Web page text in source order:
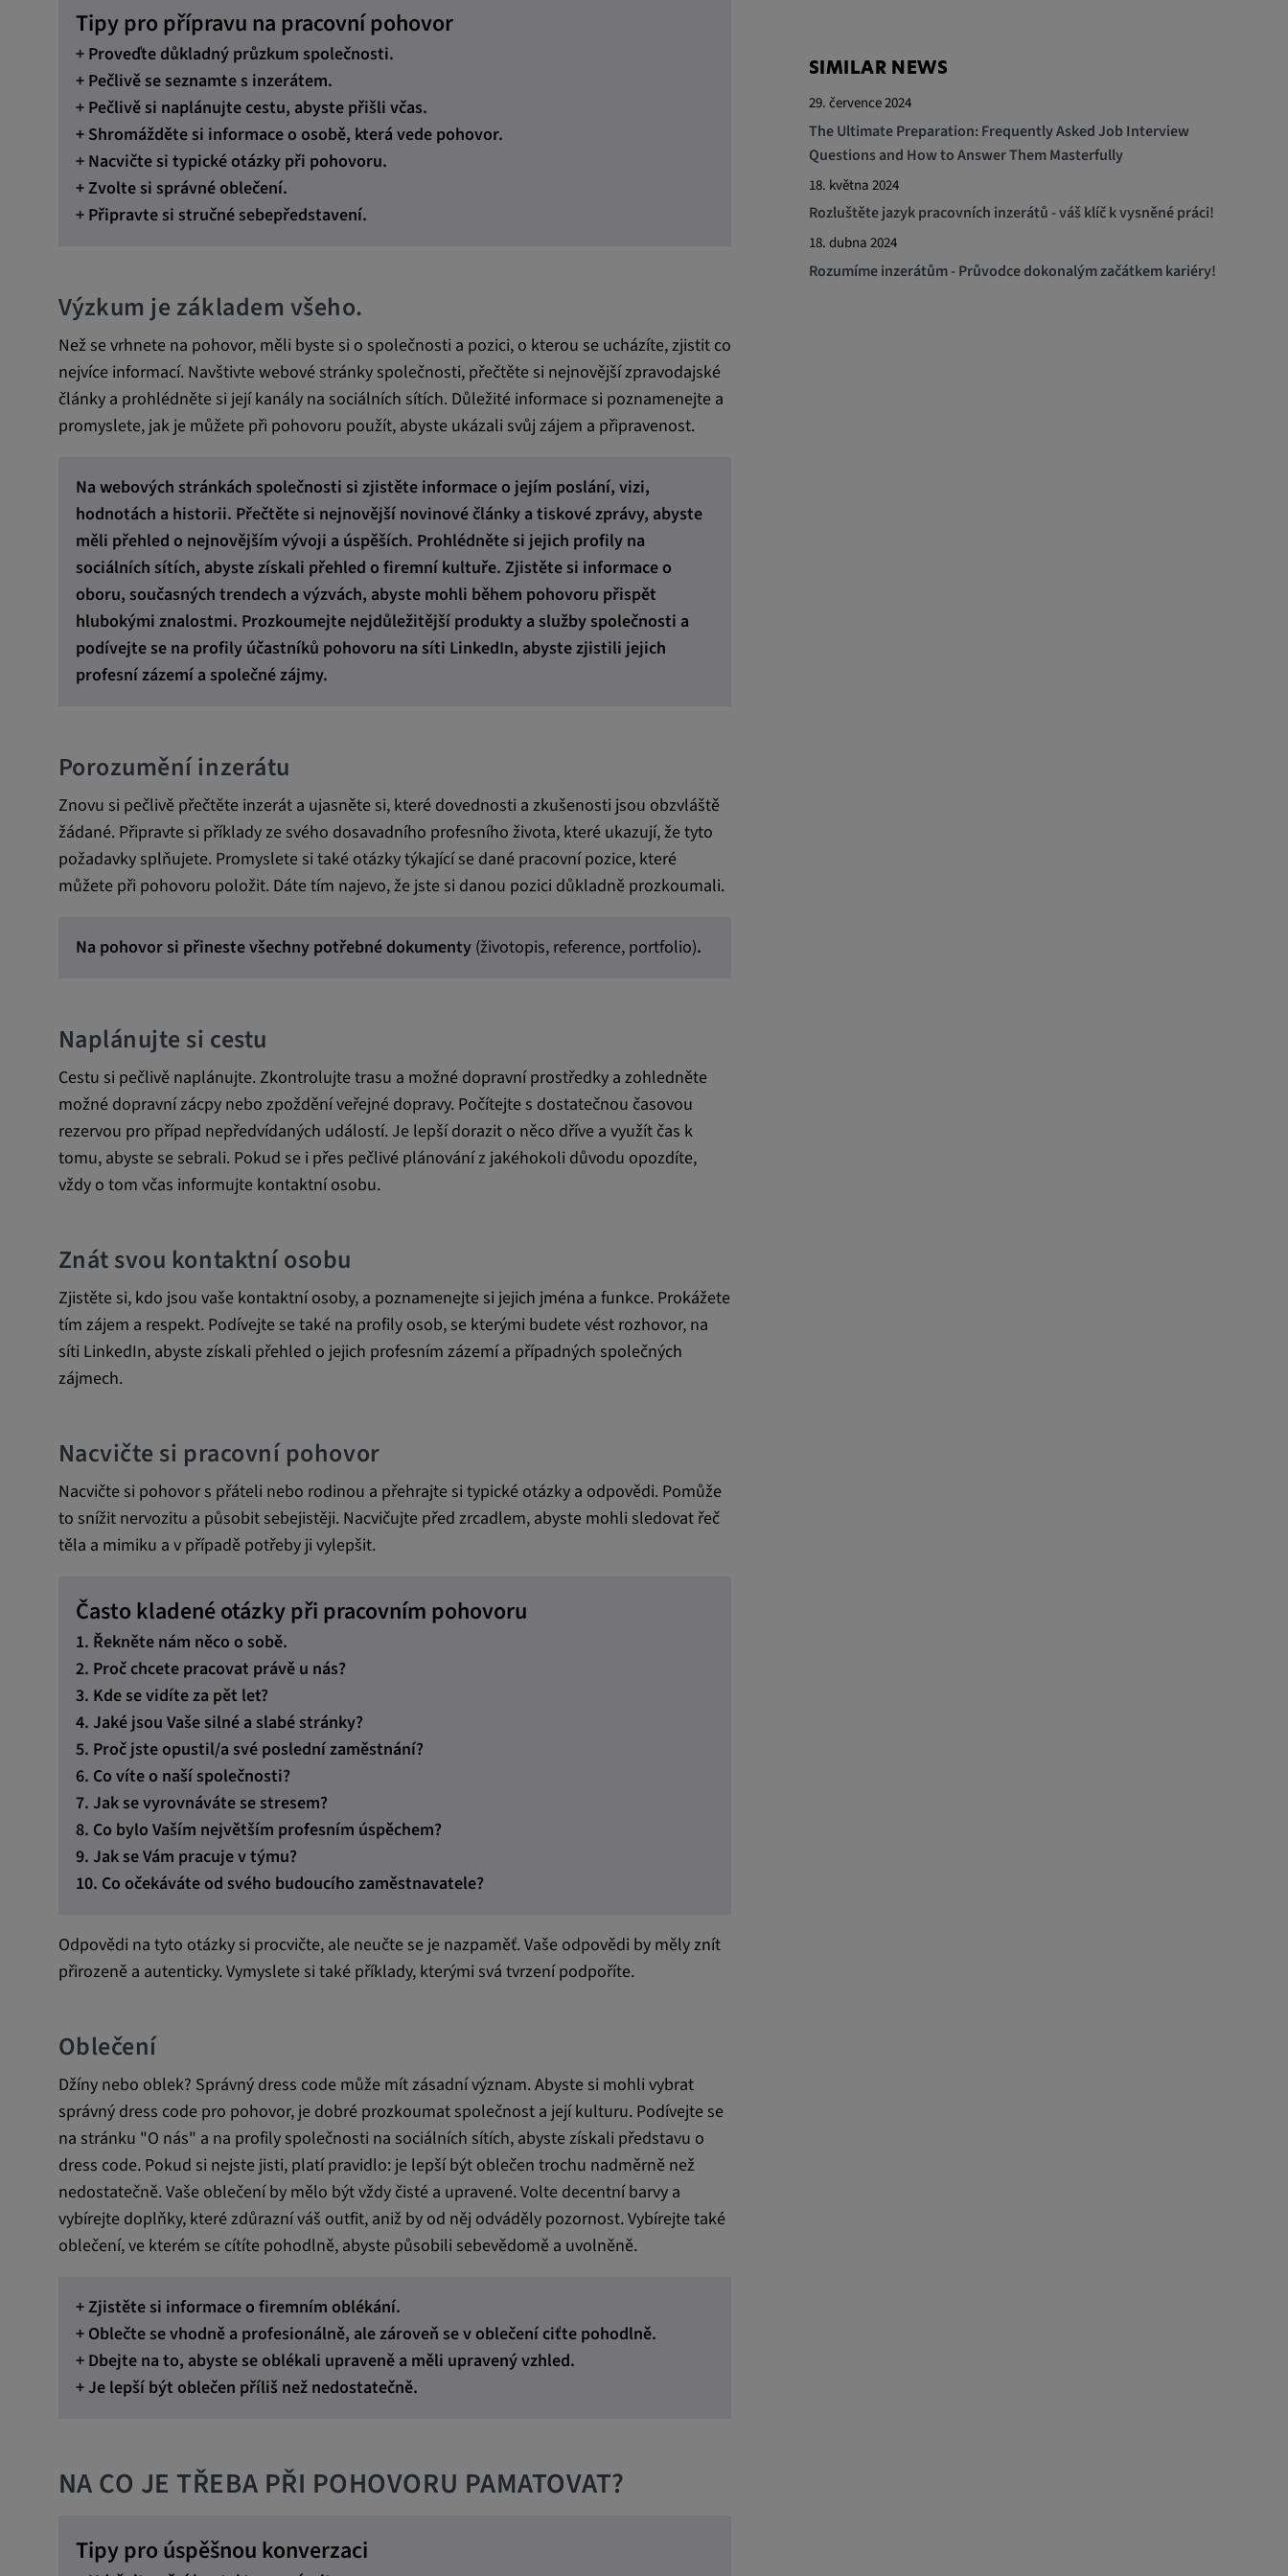
Tipy pro přípravu na pracovní pohovor
+ Proveďte důkladný průzkum společnosti.
+ Pečlivě se seznamte s inzerátem.
+ Pečlivě si naplánujte cestu, abyste přišli včas.
+ Shromážděte si informace o osobě, která vede pohovor.
+ Nacvičte si typické otázky při pohovoru.
+ Zvolte si správné oblečení.
+ Připravte si stručné sebepředstavení.
Výzkum je základem všeho.
Než se vrhnete na pohovor, měli byste si o společnosti a pozici, o kterou se ucházíte, zjistit co
nejvíce informací. Navštivte webové stránky společnosti, přečtěte si nejnovější zpravodajské
články a prohlédněte si její kanály na sociálních sítích. Důležité informace si poznamenejte a
promyslete, jak je můžete při pohovoru použít, abyste ukázali svůj zájem a připravenost.
Na webových stránkách společnosti si zjistěte informace o jejím poslání, vizi,
hodnotách a historii. Přečtěte si nejnovější novinové články a tiskové zprávy, abyste
měli přehled o nejnovějším vývoji a úspěších. Prohlédněte si jejich profily na
sociálních sítích, abyste získali přehled o firemní kultuře. Zjistěte si informace o
oboru, současných trendech a výzvách, abyste mohli během pohovoru přispět
hlubokými znalostmi. Prozkoumejte nejdůležitější produkty a služby společnosti a
podívejte se na profily účastníků pohovoru na síti LinkedIn, abyste zjistili jejich
profesní zázemí a společné zájmy.
Porozumění inzerátu
Znovu si pečlivě přečtěte inzerát a ujasněte si, které dovednosti a zkušenosti jsou obzvláště
žádané. Připravte si příklady ze svého dosavadního profesního života, které ukazují, že tyto
požadavky splňujete. Promyslete si také otázky týkající se dané pracovní pozice, které
můžete při pohovoru položit. Dáte tím najevo, že jste si danou pozici důkladně prozkoumali.
Na pohovor si přineste všechny potřebné dokumenty (životopis, reference, portfolio).
Naplánujte si cestu
Cestu si pečlivě naplánujte. Zkontrolujte trasu a možné dopravní prostředky a zohledněte
možné dopravní zácpy nebo zpoždění veřejné dopravy. Počítejte s dostatečnou časovou
rezervou pro případ nepředvídaných událostí. Je lepší dorazit o něco dříve a využít čas k
tomu, abyste se sebrali. Pokud se i přes pečlivé plánování z jakéhokoli důvodu opozdíte,
vždy o tom včas informujte kontaktní osobu.
Znát svou kontaktní osobu
Zjistěte si, kdo jsou vaše kontaktní osoby, a poznamenejte si jejich jména a funkce. Prokážete
tím zájem a respekt. Podívejte se také na profily osob, se kterými budete vést rozhovor, na
síti LinkedIn, abyste získali přehled o jejich profesním zázemí a případných společných
zájmech.
Nacvičte si pracovní pohovor
Nacvičte si pohovor s přáteli nebo rodinou a přehrajte si typické otázky a odpovědi. Pomůže
to snížit nervozitu a působit sebejistěji. Nacvičujte před zrcadlem, abyste mohli sledovat řeč
těla a mimiku a v případě potřeby ji vylepšit.
Často kladené otázky při pracovním pohovoru
1. Řekněte nám něco o sobě.
2. Proč chcete pracovat právě u nás?
3. Kde se vidíte za pět let?
4. Jaké jsou Vaše silné a slabé stránky?
5. Proč jste opustil/a své poslední zaměstnání?
6. Co víte o naší společnosti?
7. Jak se vyrovnáváte se stresem?
8. Co bylo Vaším největším profesním úspěchem?
9. Jak se Vám pracuje v týmu?
10. Co očekáváte od svého budoucího zaměstnavatele?
Odpovědi na tyto otázky si procvičte, ale neučte se je nazpaměť. Vaše odpovědi by měly znít
přirozeně a autenticky. Vymyslete si také příklady, kterými svá tvrzení podpoříte.
Oblečení
Džíny nebo oblek? Správný dress code může mít zásadní význam. Abyste si mohli vybrat
správný dress code pro pohovor, je dobré prozkoumat společnost a její kulturu. Podívejte se
na stránku "O nás" a na profily společnosti na sociálních sítích, abyste získali představu o
dress code. Pokud si nejste jisti, platí pravidlo: je lepší být oblečen trochu nadměrně než
nedostatečně. Vaše oblečení by mělo být vždy čisté a upravené. Volte decentní barvy a
vybírejte doplňky, které zdůrazní váš outfit, aniž by od něj odváděly pozornost. Vybírejte také
oblečení, ve kterém se cítíte pohodlně, abyste působili sebevědomě a uvolněně.
+ Zjistěte si informace o firemním oblékání.
+ Oblečte se vhodně a profesionálně, ale zároveň se v oblečení ciťte pohodlně.
+ Dbejte na to, abyste se oblékali upraveně a měli upravený vzhled.
+ Je lepší být oblečen příliš než nedostatečně.
NA CO JE TŘEBA PŘI POHOVORU PAMATOVAT?
Tipy pro úspěšnou konverzaci
SIMILAR NEWS
29. července 2024
The Ultimate Preparation: Frequently Asked Job Interview
Questions and How to Answer Them Masterfully
18. května 2024
Rozluštěte jazyk pracovních inzerátů - váš klíč k vysněné práci!
18. dubna 2024
Rozumíme inzerátům - Průvodce dokonalým začátkem kariéry!
Nutné pro zobrazení obsahu z externích mediálních platforem.
Google Maps
Název: DV, SOCS, NID, AEC, CONSENT, OGPC
Poskytovatel: google.com
Účel:
Tyto soubory cookie se používají k ukládání
preferencí uživatele a dalších informací
Youtube
Název:
VISITOR_INFO1_LIVE, YSC, CONSENT,
yt.innertube::nextId, yt.innertube::requests, yt-
remote-cast-installed, yt-remote-connected-
devices, yt-remote-device-id, yt-remote-fast-
PREF, LOGIN_INFO, PREF,
SEARCH_SAMESITE, OGPC, OTZ, NID,
1P_JAR, DSID, APISID, HSID, SSID, SID,
SAPISID, SIDCC, yt-player-headers-
readable,
ytidb::LAST_RESULT_ENTRY_KEY, yt-
player-lv, yt-player-bandaid-host, yt-player-
bandwidth
Poskytovatel: youtube.com, google.com, doubleclick.net
služba YouTube k ukládání uživatelských
Trvání cookies: 1 rok
Vimeo
chování uživatelů. Tyto informace nám pomáhají lépe
porozumět chování uživatelů na našich webových stránkách.
_pk_id.*, _pk_ses.*
Název: _pk_id.*, _pk_ses.*
Účel:
Tyto soubory cookie se používají k
zaznamenávání chování návštěvníků
webových stránek.
Trvání cookies: 13 měsíců